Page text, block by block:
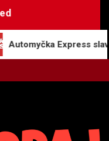
Express slaví 20 let